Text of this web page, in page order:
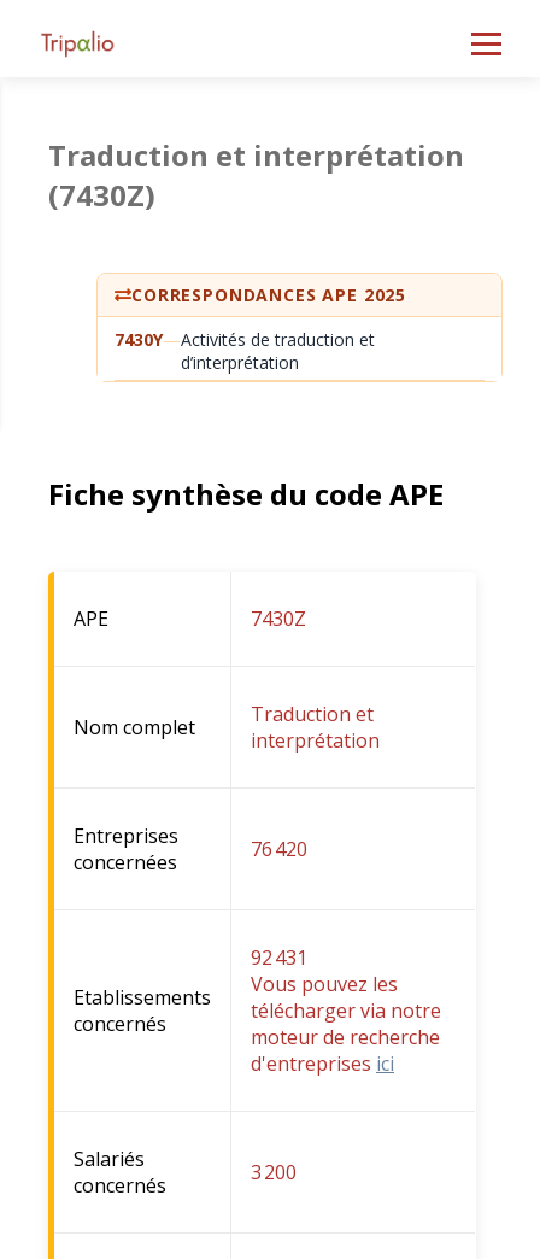
Traduction et interprétation
(7430Z)
CORRESPONDANCES APE 2025
7430Y—Activités de traduction et
d’interprétation
Fiche synthèse du code APE
APE 7430Z
Nom complet
Traduction et
interprétation
Entreprises
concernées
76 420
Etablissements
concernés
92 431
Vous pouvez les
télécharger via notre
moteur de recherche
d'entreprises ici
Salariés
concernés
3 200